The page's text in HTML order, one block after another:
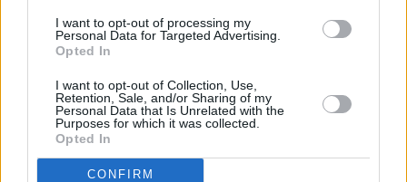
I want to opt-out of processing my
Personal Data for Targeted Advertising.
Opted In
I want to opt-out of Collection, Use,
Retention, Sale, and/or Sharing of my
Personal Data that Is Unrelated with the
Purposes for which it was collected.
Opted In
CONFIRM